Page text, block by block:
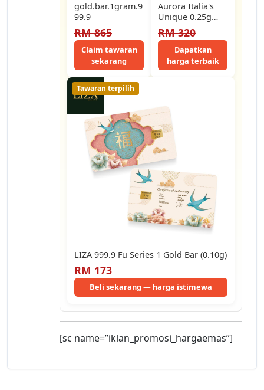
gold.bar.1gram.9
99.9
RM 865
Claim tawaran
sekarang
Aurora Italia's
Unique 0.25g
Gold Bar (Au
999.9) 24K - The
Aristocats…
RM 320
Dapatkan
harga terbaik
Tawaran terpilih
LIZA 999.9 Fu Series 1 Gold Bar (0.10g)
RM 173
Beli sekarang — harga istimewa
[sc name=”iklan_promosi_hargaemas”]